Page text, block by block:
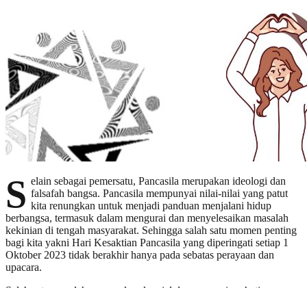
S elain sebagai pemersatu, Pancasila merupakan ideologi dan
falsafah bangsa. Pancasila mempunyai nilai-nilai yang patut
kita renungkan untuk menjadi panduan menjalani hidup
berbangsa, termasuk dalam mengurai dan menyelesaikan masalah
kekinian di tengah masyarakat. Sehingga salah satu momen penting
bagi kita yakni Hari Kesaktian Pancasila yang diperingati setiap 1
Oktober 2023 tidak berakhir hanya pada sebatas perayaan dan
upacara.